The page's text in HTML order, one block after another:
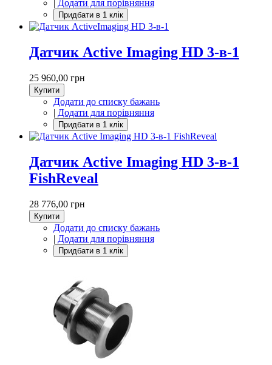
Додати для порівняння
Датчик Active Imaging HD 3-в-1
25 960,00 грн
Купити
Додати до списку бажань
| Додати для порівняння
Датчик Active Imaging HD 3-в-1
FishReveal
28 776,00 грн
Купити
Додати до списку бажань
| Додати для порівняння